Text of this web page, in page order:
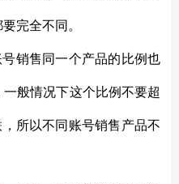
完全不同。
销售同一个产品的比例也
般情况下这个比例不要超
所以不同账号销售产品不